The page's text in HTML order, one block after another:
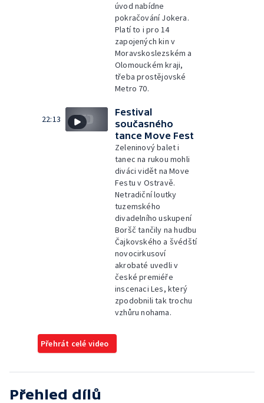
úvod nabídne
pokračování Jokera.
Platí to i pro 14
zapojených kin v
Moravskoslezském a
Olomouckém kraji,
třeba prostějovské
Metro 70.
22:13
Festival
současného
tance Move Fest
Zeleninový balet i
tanec na rukou mohli
diváci vidět na Move
Festu v Ostravě.
Netradiční loutky
tuzemského
divadelního uskupení
Boršč tančily na hudbu
Čajkovského a švédští
novocirkusoví
akrobaté uvedli v
české premiéře
inscenaci Les, který
zpodobnili tak trochu
vzhůru nohama.
Přehrát celé video
Přehled dílů